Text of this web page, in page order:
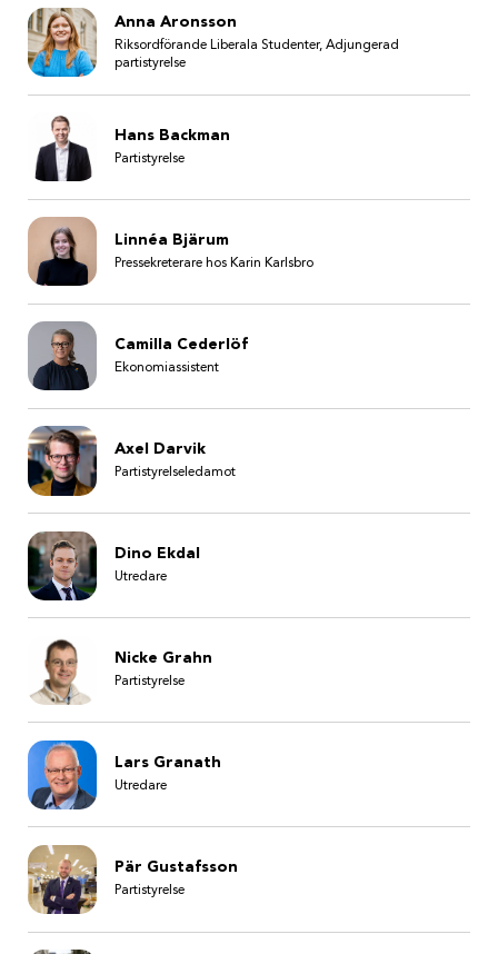
Anna Aronsson
Riksordförande Liberala Studenter, Adjungerad
partistyrelse
Hans Backman
Partistyrelse
Linnéa Bjärum
Pressekreterare hos Karin Karlsbro
Camilla Cederlöf
Ekonomiassistent
Axel Darvik
Partistyrelseledamot
Dino Ekdal
Utredare
Nicke Grahn
Partistyrelse
Lars Granath
Utredare
Pär Gustafsson
Partistyrelse